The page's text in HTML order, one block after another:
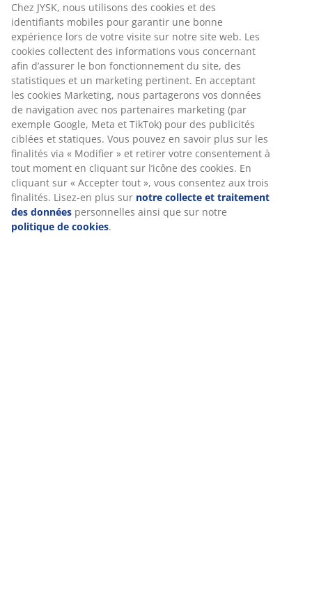
Chez JYSK, nous utilisons des cookies et des
identifiants mobiles pour garantir une bonne
expérience lors de votre visite sur notre site web. Les
cookies collectent des informations vous concernant
afin d’assurer le bon fonctionnement du site, des
statistiques et un marketing pertinent. En acceptant
les cookies Marketing, nous partagerons vos données
de navigation avec nos partenaires marketing (par
exemple Google, Meta et TikTok) pour des publicités
ciblées et statiques. Vous pouvez en savoir plus sur les
finalités via « Modifier » et retirer votre consentement à
tout moment en cliquant sur l’icône des cookies. En
cliquant sur « Accepter tout », vous consentez aux trois
finalités. Lisez-en plus sur notre collecte et traitement
des données personnelles ainsi que sur notre
politique de cookies.